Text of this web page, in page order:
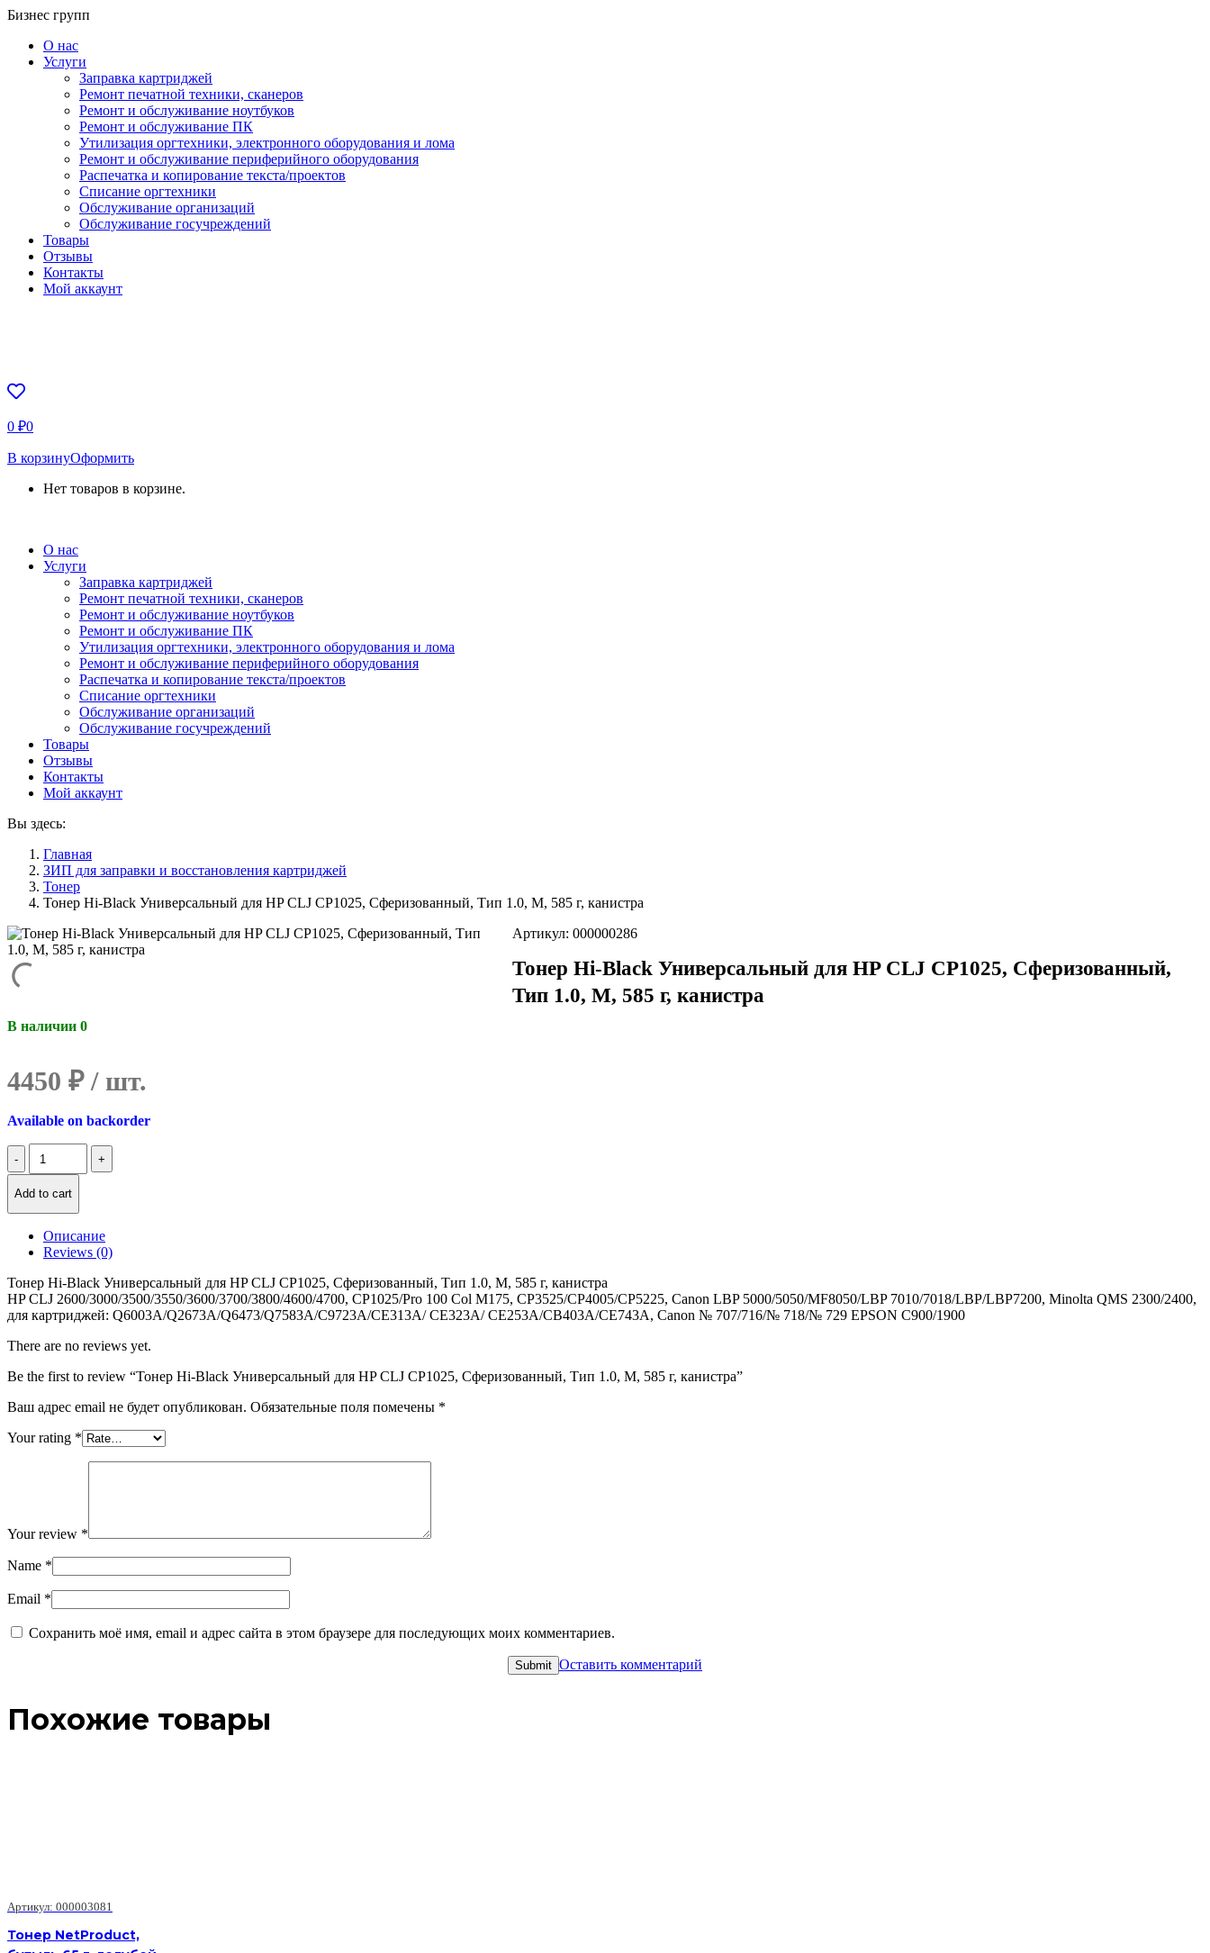
Перейти
содержанию
Бизнес групп
О нас
Услуги
Заправка картриджей
Ремонт печатной техники, сканеров
Ремонт и обслуживание ноутбуков
Ремонт и обслуживание ПК
Утилизация оргтехники, электронного оборудования и лома
Ремонт и обслуживание периферийного оборудования
Распечатка и копирование текста/проектов
Списание оргтехники
Обслуживание организаций
Обслуживание госучреждений
Товары
Отзывы
Контакты
Мой аккаунт
0 ₽0
В корзинуОформить
Нет товаров в корзине.
О нас
Услуги
Заправка картриджей
Ремонт печатной техники, сканеров
Ремонт и обслуживание ноутбуков
Ремонт и обслуживание ПК
Утилизация оргтехники, электронного оборудования и лома
Ремонт и обслуживание периферийного оборудования
Распечатка и копирование текста/проектов
Списание оргтехники
Обслуживание организаций
Обслуживание госучреждений
Товары
Отзывы
Контакты
Мой аккаунт
Вы здесь:
Главная
ЗИП для заправки и восстановления картриджей
Тонер
Тонер Hi-Black Универсальный для HP CLJ CP1025, Сферизованный, Тип 1.0, M, 585 г, канистра
Артикул: 000000286
Тонер Hi-Black Универсальный для HP CLJ CP1025, Сферизованный,
Тип 1.0, M, 585 г, канистра
В наличии 0
4450 ₽
Available on backorder
Количество
Тонер
Black
Универсальный
CP1025,
Сферизованный,
Тип
M,
г,
Add to cart
Описание
Reviews (0)
Тонер Hi-Black Универсальный для HP CLJ CP1025, Сферизованный, Тип 1.0, M, 585 г, канистра
HP CLJ 2600/3000/3500/3550/3600/3700/3800/4600/4700, CP1025/Pro 100 Col M175, CP3525/CP4005/CP5225, Canon LBP 5000/5050/MF8050/LBP 7010/7018/LBP/LBP7200, Minolta QMS 2300/2400,
для картриджей: Q6003A/Q2673A/Q6473/Q7583A/C9723A/CE313A/ CE323A/ CE253A/CB403A/CE743A, Canon № 707/716/№ 718/№ 729 EPSON C900/1900
There are no reviews yet.
Be the first to review “Тонер Hi-Black Универсальный для HP CLJ CP1025, Сферизованный, Тип 1.0, M, 585 г, канистра”
Ваш адрес email не будет опубликован. Обязательные поля помечены *
Your rating *
Your review *
Name *
Email *
Сохранить моё имя, email и адрес сайта в этом браузере для последующих моих комментариев.
Оставить комментарий
Похожие товары
Артикул: 000003081
Тонер NetProduct,